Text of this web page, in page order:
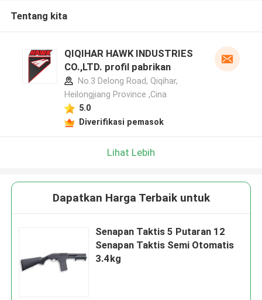
Tentang kita
QIQIHAR HAWK INDUSTRIES
CO.,LTD. profil pabrikan
No.3 Delong Road, Qiqihar,
Heilongjiang Province ,Cina
5.0
Diverifikasi pemasok
Lihat Lebih
Dapatkan Harga Terbaik untuk
Senapan Taktis 5 Putaran 12
Senapan Taktis Semi Otomatis
3.4kg